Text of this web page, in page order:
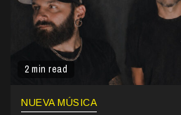
2 min read
NUEVA MÚSICA